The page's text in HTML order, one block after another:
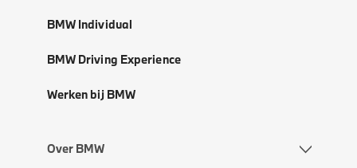
BMW Individual
BMW Driving Experience
Werken bij BMW
Over BMW